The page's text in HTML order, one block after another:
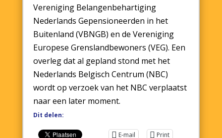
Vereniging Belangenbehartiging
Nederlands Gepensioneerden in het
Buitenland (VBNGB) en de Vereniging
Europese Grenslandbewoners (VEG). Een
overleg dat al gepland stond met het
Nederlands Belgisch Centrum (NBC)
wordt op verzoek van het NBC verplaatst
naar een later moment.
Dit delen:
E-mail Print